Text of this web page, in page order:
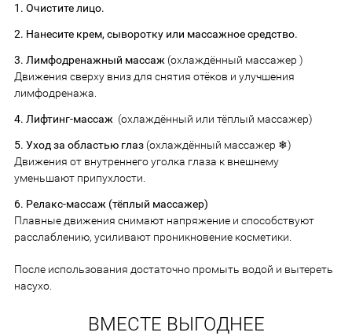
1. Очистите лицо.
2. Нанесите крем, сыворотку или массажное средство.
3. Лимфодренажный массаж (охлаждённый массажер )
Движения сверху вниз для снятия отёков и улучшения
лимфодренажа.
4. Лифтинг-массаж (охлаждённый или тёплый массажер)
5. Уход за областью глаз (охлаждённый массажер ❄)
Движения от внутреннего уголка глаза к внешнему
уменьшают припухлости.
6. Релакс-массаж (тёплый массажер)
Плавные движения снимают напряжение и способствуют
расслаблению, усиливают проникновение косметики.
После использования достаточно промыть водой и вытереть
насухо.
ВМЕСТЕ ВЫГОДНЕЕ